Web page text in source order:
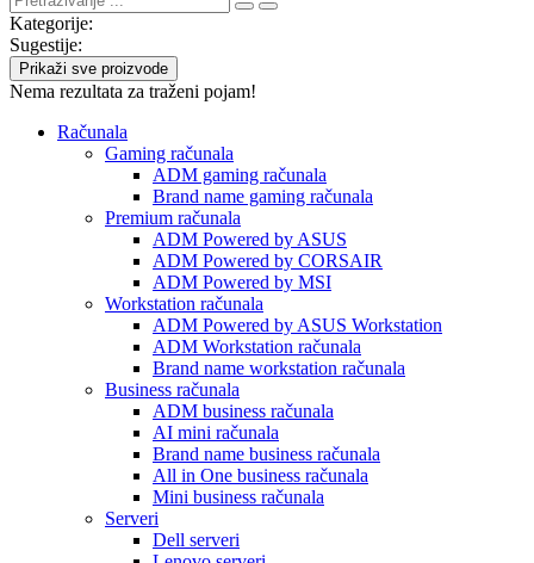
Kategorije:
Sugestije:
Prikaži sve proizvode
Nema rezultata za traženi pojam!
Računala
Gaming računala
ADM gaming računala
Brand name gaming računala
Premium računala
ADM Powered by ASUS
ADM Powered by CORSAIR
ADM Powered by MSI
Workstation računala
ADM Powered by ASUS Workstation
ADM Workstation računala
Brand name workstation računala
Business računala
ADM business računala
AI mini računala
Brand name business računala
All in One business računala
Mini business računala
Serveri
Dell serveri